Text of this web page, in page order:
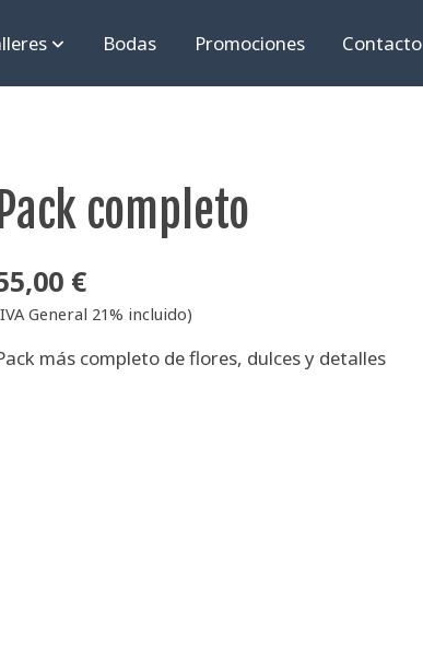
Bodas Promociones Contacto
Pack completo
€
General 21% incluido)
más completo de flores, dulces y detalles